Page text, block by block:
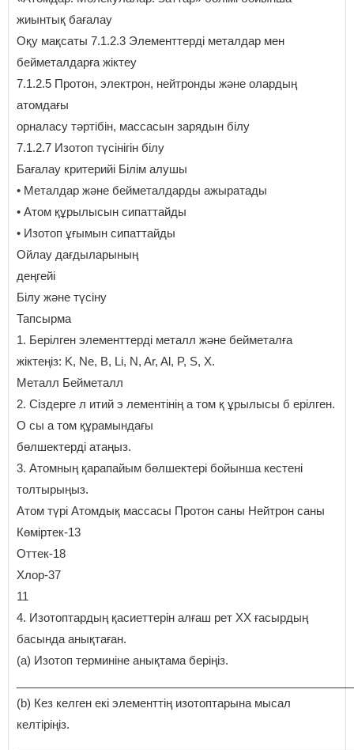
жиынтық бағалау
Оқу мақсаты 7.1.2.3 Элементтерді металдар мен
бейметалдарға жіктеу
7.1.2.5 Протон, электрон, нейтронды және олардың
атомдағы
орналасу тәртібін, массасын зарядын білу
7.1.2.7 Изотоп түсінігін білу
Бағалау критерийі Білім алушы
• Металдар және бейметалдарды ажыратады
• Атом құрылысын сипаттайды
• Изотоп ұғымын сипаттайды
Ойлау дағдыларының
деңгейі
Білу және түсіну
Тапсырма
1. Берілген элементтерді металл және бейметалға
жіктеңіз: K, Ne, B, Li, N, Ar, Al, P, S, Х.
Металл Бейметалл
2. Сіздерге л итий э лементінің а том қ ұрылысы б ерілген.
О сы а том құрамындағы
бөлшектерді атаңыз.
3. Атомның қарапайым бөлшектері бойынша кестені
толтырыңыз.
Атом түрі Атомдық массасы Протон саны Нейтрон саны
Көміртек-13
Оттек-18
Хлор-37
11
4. Изотоптардың қасиеттерін алғаш рет ХХ ғасырдың
басында анықтаған.
(a) Изотоп терминіне анықтама беріңіз.
(b) Кез келген екі элементтің изотоптарына мысал
келтіріңіз.